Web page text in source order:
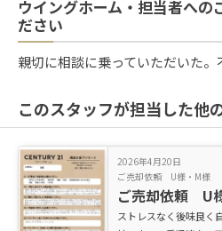
ウイングホーム・担当者への
ださい
親切に相談に乗っていただいた。
このスタッフが担当した他
2026年4月20日
ご売却依頼 U様・M様
ご売却依頼 U
ストレスなく後味良く